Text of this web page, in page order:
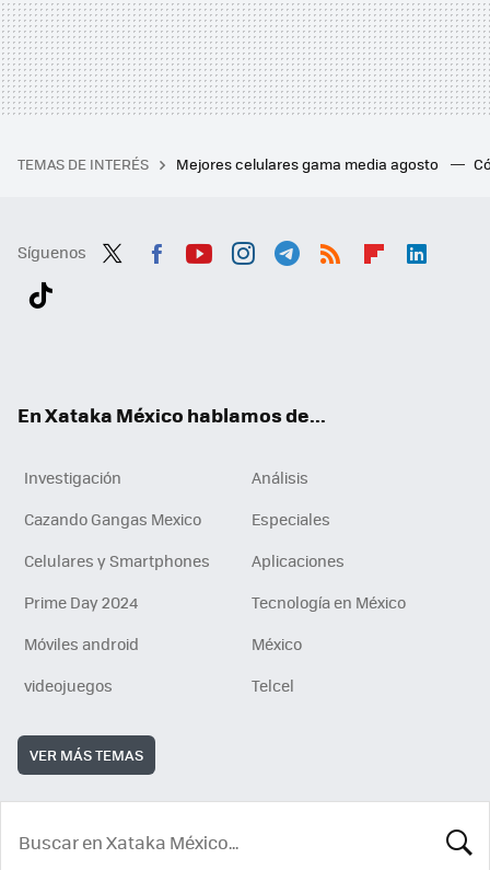
TEMAS DE INTERÉS Mejores celulares gama media agosto
Síguenos
En Xataka México hablamos de...
Investigación
Análisis
Cazando Gangas Mexico
Especiales
Celulares y Smartphones
Aplicaciones
Prime Day 2024
Tecnología en México
Móviles android
México
videojuegos
Telcel
VER MÁS TEMAS